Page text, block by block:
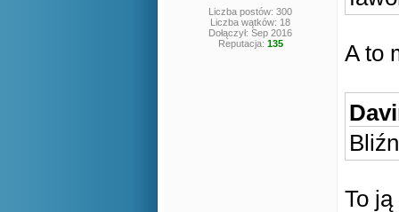
Liczba postów: 300
Liczba wątków: 18
Dołączył: Sep 2016
Reputacja: 135 A to
To